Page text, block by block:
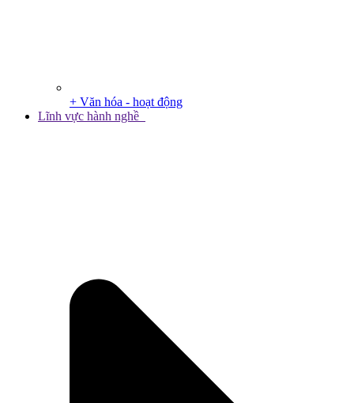
+ Văn hóa - hoạt động
Lĩnh vực hành nghề